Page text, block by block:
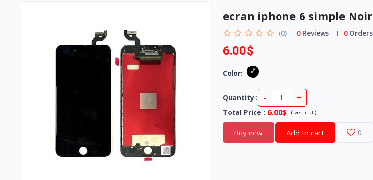
ecran iphone 6 simple Noir
(0) 0Reviews 0Orders
6.00$
Color:
Quantity : - +
Total Price : 6.00$ (Tax : incl.)
Buy now Add to cart 0